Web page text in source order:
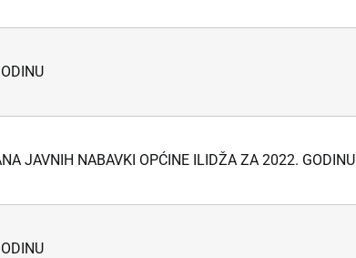
JAVNIH NABAVKI OPĆINE ILIDŽA ZA 2022. GODINU